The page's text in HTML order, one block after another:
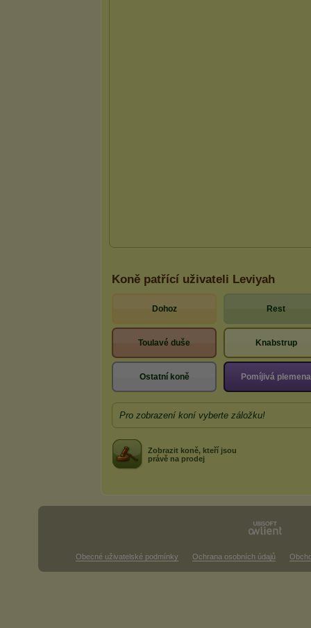
Koně patřící uživateli Leviyah
Dohoz Rest
Toulavé duše Knabstrup
Ostatní koně Pomíjivá plemena
Pro zobrazení koní vyberte záložku!
Zobrazit koně, kteří jsou
právě na prodej
Obecné uživatelské podmínky Ochrana osobních údajů